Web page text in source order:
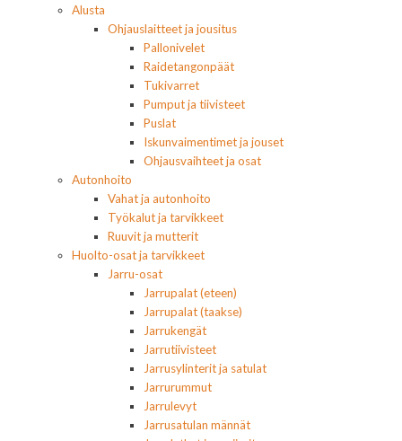
Alusta
Ohjauslaitteet ja jousitus
Pallonivelet
Raidetangonpäät
Tukivarret
Pumput ja tiivisteet
Puslat
Iskunvaimentimet ja jouset
Ohjausvaihteet ja osat
Autonhoito
Vahat ja autonhoito
Työkalut ja tarvikkeet
Ruuvit ja mutterit
Huolto-osat ja tarvikkeet
Jarru-osat
Jarrupalat (eteen)
Jarrupalat (taakse)
Jarrukengät
Jarrutiivisteet
Jarrusylinterit ja satulat
Jarrurummut
Jarrulevyt
Jarrusatulan männät